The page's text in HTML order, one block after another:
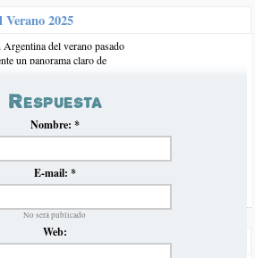
viajada y tenga datos, favor informar.
Respuesta
Nombre: *
E-mail: *
No será publicado
Web:
2025
del verano pasado
un panorama claro de
Verano 2023